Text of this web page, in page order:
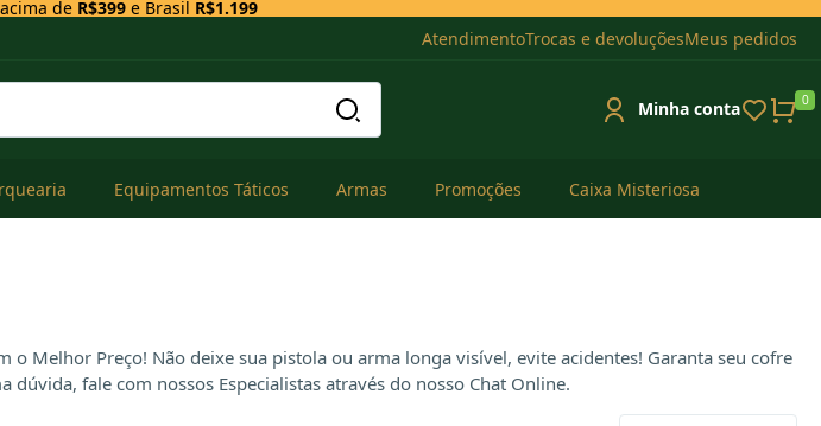
de R$399e Brasil R$1.199
AtendimentoTrocas e devoluçõesMeus pedidos
Minha conta 0
Equipamentos Táticos Armas Promoções
Caixa Misteriosa
o Melhor Preço! Não deixe sua pistola ou arma longa visível, evite acidentes! Garanta seu cofre
fale com nossos Especialistas através do nosso Chat Online.